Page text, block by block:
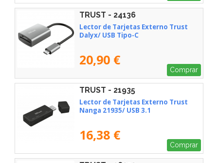
TRUST - 24136
Lector de Tarjetas Externo Trust
Dalyx/ USB Tipo-C
20,90 €
Comprar
TRUST - 21935
Lector de Tarjetas Externo Trust
Nanga 21935/ USB 3.1
16,38 €
Comprar